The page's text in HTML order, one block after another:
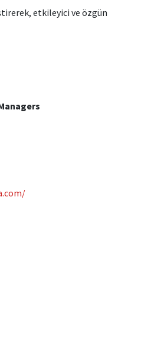
etkileyici ve özgün